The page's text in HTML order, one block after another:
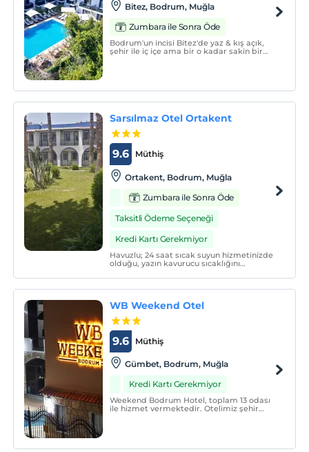
Bitez, Bodrum, Muğla
Zumbara ile Sonra Öde
Bodrum'un incisi Bitez'de yaz & kış açık,
şehir ile iç içe ama bir o kadar sakin bir
Sarsılmaz Otel Ortakent
Müthiş
9.6
Ortakent, Bodrum, Muğla
Zumbara ile Sonra Öde
Taksitli Ödeme Seçeneği
Kredi Kartı Gerekmiyor
Havuzlu; 24 saat sıcak suyun hizmetinizde
olduğu, yazın kavurucu sıcaklığını
bambaşka bir boyut kazandırır.
WB Weekend Otel
Müthiş
9.6
Gümbet, Bodrum, Muğla
Kredi Kartı Gerekmiyor
Weekend Bodrum Hotel, toplam 13 odası
ile hizmet vermektedir. Otelimiz şehir